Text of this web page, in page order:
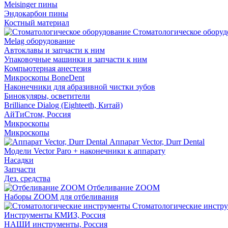
Meisinger пины
Эндокарбон пины
Костный материал
Стоматологическое
Melag оборудование
Автоклавы и запчасти к ним
Упаковочные машинки и запчасти к ним
Компьютерная анестезия
Микроскопы BoneDent
Наконечники для абразивной чистки зубов
Бинокуляры, осветители
Brilliance Dialog (Eighteeth, Китай)
АйТиСтом, Россия
Микроскопы
Микроскопы
Аппарат Vector, Durr Dental
Модели Vector Paro + наконечники к аппарату
Насадки
Запчасти
Дез. средства
Отбеливание ZOOM
Наборы ZOOM для отбеливания
Стоматологические
Инструменты КМИЗ, Россия
НАШИ инструменты, Россия